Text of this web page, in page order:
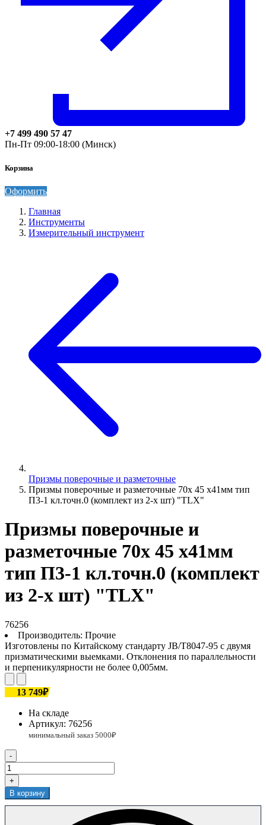
+7 499 490 57 47
Пн-Пт 09:00-18:00 (Минск)
Корзина
Оформить
Главная
Инструменты
Измерительный инструмент
Призмы поверочные и разметочные
Призмы поверочные и разметочные 70х 45 х41мм тип
П3-1 кл.точн.0 (комплект из 2-х шт) "TLX"
Призмы поверочные и
разметочные 70х 45 х41мм
тип П3-1 кл.точн.0 (комплект
из 2-х шт) "TLX"
76256
Производитель: Прочие
Изготовлены по Китайскому стандарту JB/T8047-95 с двумя
призматическими выемками. Отклонения по параллельности
и перпеникулярности не более 0,005мм.
13 749₽
На складе
Артикул: 76256
-
+
В корзину